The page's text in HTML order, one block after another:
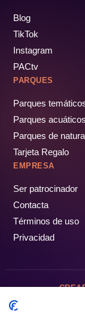
Blog
TikTok
Instagram
PACtv
PARQUES
Parques
Parques acuáticos
Parques de
Tarjeta Regalo
EMPRESA
Ser patrocinador
Contacta
Términos de uso
Privacidad